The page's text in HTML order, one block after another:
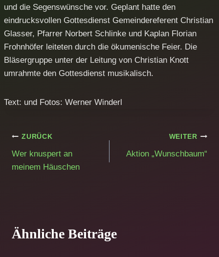
und die Segenswünsche vor. Geplant hatte den
eindrucksvollen Gottesdienst Gemeindereferent Christian
Glasser, Pfarrer Norbert Schlinke und Kaplan Florian
Frohnhöfer leiteten durch die ökumenische Feier. Die
Bläsergruppe unter der Leitung von Christian Knott
umrahmte den Gottesdienst musikalisch.
Text: und Fotos: Werner Winderl
Beitragsnavigation
ZURÜCK
Wer knuspert an
meinem Häuschen
WEITER
Aktion „Wunschbaum“
Ähnliche Beiträge